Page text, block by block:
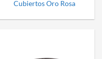
Cubiertos Oro Rosa